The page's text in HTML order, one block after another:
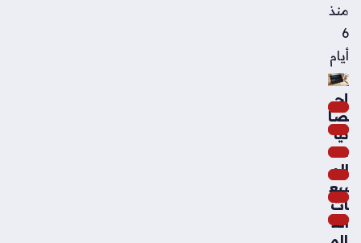
منذ
6
أيام
إح
صا
ئيا
ت
الم
بيع
ات
الع